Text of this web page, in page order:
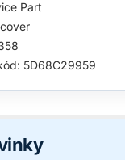
Part
5D68C29959